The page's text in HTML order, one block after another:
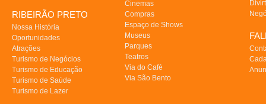
RIBEIRÃO PRETO
Nossa História
Oportunidades
Atrações
Turismo de Negócios
Turismo de Educação
Turismo de Saúde
Turismo de Lazer
Cinemas
Compras
Espaço de Shows
Museus
Parques
Teatros
Via do Café
Via São Bento